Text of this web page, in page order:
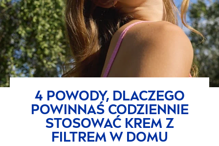
4 POWODY, DLACZEGO
POWINNAŚ CODZIENNIE
STOSOWAĆ KREM Z
FILTREM W DOMU